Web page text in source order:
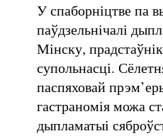
У спаборніцтве па
паўдзельнічалі
Мінску,
супольнасці.
паспяховай
гастраномія можа
дыпламатыі